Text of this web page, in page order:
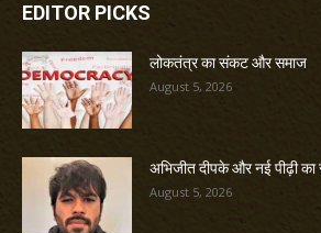
EDITOR PICKS
लोकतंत्र का संकट और समाज
August 5, 2026
अभिजीत दीपके और नई पीढ़ी का
August 5, 2026